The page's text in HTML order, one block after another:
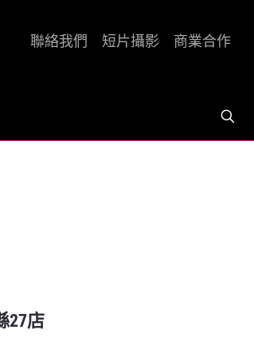
聯絡我們 短片攝影 商業合作
27店